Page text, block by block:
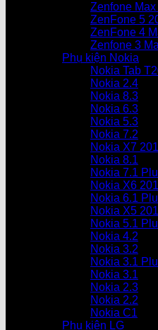
Zenfone
ZenFone 5
ZenFone 4
Zenfone 3
Phụ kiện Nokia
Nokia Tab
Nokia 2.4
Nokia 8.3
Nokia 6.3
Nokia 5.3
Nokia 7.2
Nokia X7
Nokia 8.1
Nokia 7.1
Nokia X6
Nokia 6.1
Nokia X5
Nokia 5.1
Nokia 4.2
Nokia 3.2
Nokia 3.1
Nokia 3.1
Nokia 2.3
Nokia 2.2
Nokia C1
Phụ kiện LG